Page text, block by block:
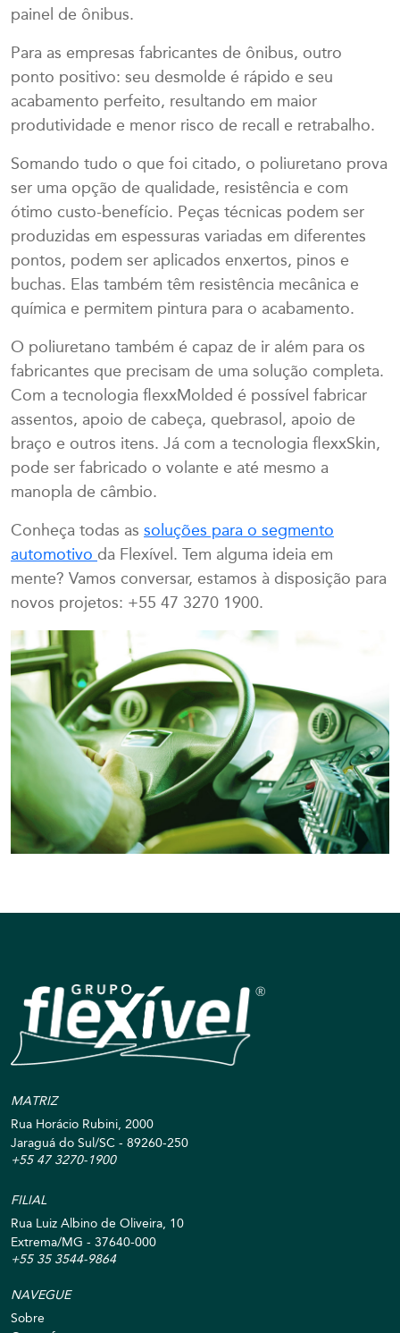
painel de ônibus.
Para as empresas fabricantes de ônibus, outro
ponto positivo: seu desmolde é rápido e seu
acabamento perfeito, resultando em maior
produtividade e menor risco de recall e retrabalho.
Somando tudo o que foi citado, o poliuretano prova
ser uma opção de qualidade, resistência e com
ótimo custo-benefício. Peças técnicas podem ser
produzidas em espessuras variadas em diferentes
pontos, podem ser aplicados enxertos, pinos e
buchas. Elas também têm resistência mecânica e
química e permitem pintura para o acabamento.
O poliuretano também é capaz de ir além para os
fabricantes que precisam de uma solução completa.
Com a tecnologia flexxMolded é possível fabricar
assentos, apoio de cabeça, quebrasol, apoio de
braço e outros itens. Já com a tecnologia flexxSkin,
pode ser fabricado o volante e até mesmo a
manopla de câmbio.
Conheça todas as soluções para o segmento
automotivo da Flexível. Tem alguma ideia em
mente? Vamos conversar, estamos à disposição para
novos projetos: +55 47 3270 1900.
MATRIZ
Rua Horácio Rubini, 2000
Jaraguá do Sul/SC - 89260-250
+55 47 3270-1900
FILIAL
Rua Luiz Albino de Oliveira, 10
Extrema/MG - 37640-000
+55 35 3544-9864
NAVEGUE
Sobre